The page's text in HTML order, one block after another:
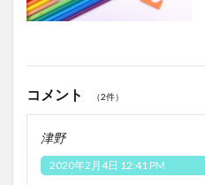
コメント （2件）
津野
2020年2月4日 12:41 PM